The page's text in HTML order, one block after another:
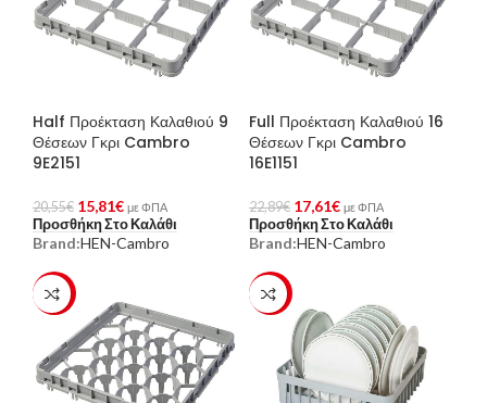
Half Προέκταση Καλαθιού 9
Θέσεων Γκρι Cambro
9E2151
20,55€ 15,81€ με ΦΠΑ
Προσθήκη Στο Καλάθι
Brand:HEN-Cambro
Full Προέκταση Καλαθιού 16
Θέσεων Γκρι Cambro
16E1151
22,89€ 17,61€ με ΦΠΑ
Προσθήκη Στο Καλάθι
Brand:HEN-Cambro
-23% -23%